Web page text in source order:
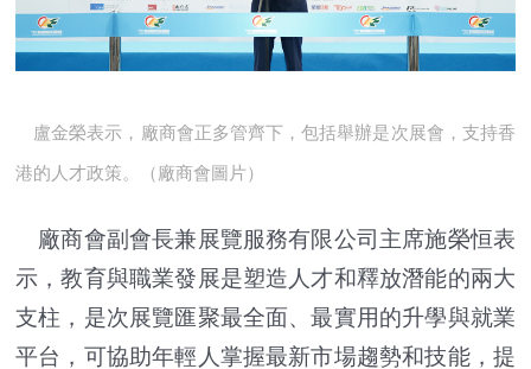
盧金榮表示，廠商會正多管齊下，包括舉辦是次展會，支持香
港的人才政策。（廠商會圖片）
廠商會副會長兼展覽服務有限公司主席施榮恒表
示，教育與職業發展是塑造人才和釋放潛能的兩大
支柱，是次展覽匯聚最全面、最實用的升學與就業
平台，可協助年輕人掌握最新市場趨勢和技能，提